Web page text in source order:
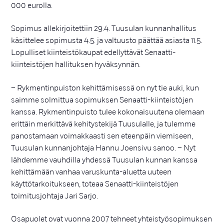
000 eurolla.
Sopimus allekirjoitettiin 29.4. Tuusulan kunnanhallitus
käsittelee sopimusta 4.5. ja valtuusto päättää asiasta 11.5.
Lopulliset kiinteistökaupat edellyttävät Senaatti-
kiinteistöjen hallituksen hyväksynnän.
– Rykmentinpuiston kehittämisessä on nyt tie auki, kun
saimme solmittua sopimuksen Senaatti-kiinteistöjen
kanssa. Rykmentinpuisto tulee kokonaisuutena olemaan
erittäin merkittävä kehitystekijä Tuusulalle, ja tulemme
panostamaan voimakkaasti sen eteenpäin viemiseen,
Tuusulan kunnanjohtaja Hannu Joensivu sanoo. – Nyt
lähdemme vauhdilla yhdessä Tuusulan kunnan kanssa
kehittämään vanhaa varuskunta-aluetta uuteen
käyttötarkoitukseen, toteaa Senaatti-kiinteistöjen
toimitusjohtaja Jari Sarjo.
Osapuolet ovat vuonna 2007 tehneet yhteistyösopimuksen